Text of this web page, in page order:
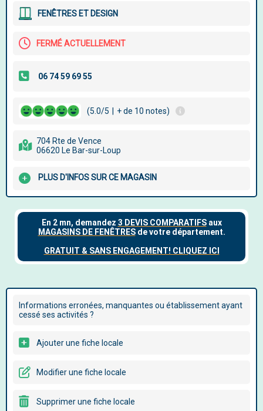
FENÊTRES ET DESIGN
FERMÉ ACTUELLEMENT
(5.0/5 + de 10 notes)
704 Rte de Vence
06620 Le Bar-sur-Loup
PLUS D'INFOS SUR CE MAGASIN
Informations erronées, manquantes ou établissement ayant
cessé ses activités ?
Ajouter une fiche locale
Modifier une fiche locale
Supprimer une fiche locale